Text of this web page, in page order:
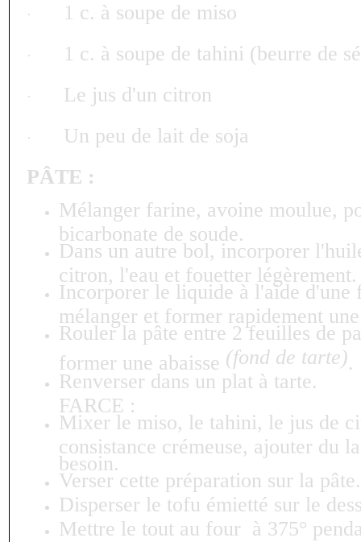
· 1 c. à soupe de miso
· 1 c. à soupe de tahini (beurre de
· Le jus d'un citron
· Un peu de lait de soja
PÂTE :
Mélanger farine, avoine moulue,
bicarbonate de soude.
Dans un autre bol, incorporer
citron, l'eau et fouetter légèrement.
Incorporer le liquide à l'aide d'une
mélanger et former rapidement
Rouler la pâte entre 2 feuilles de
former une abaisse (fond de tarte)
Renverser dans un plat à tarte.
FARCE :
Mixer le miso, le tahini, le jus de
consistance crémeuse, ajouter du
besoin.
Verser cette préparation sur la pâte.
Disperser le tofu émietté sur le
Mettre le tout au four à 375°